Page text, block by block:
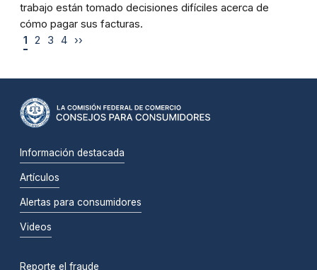
trabajo están tomado decisiones difíciles acerca de
cómo pagar sus facturas.
1
2 3 4 ››
Información destacada
Artículos
Alertas para consumidores
Videos
Reporte el fraude